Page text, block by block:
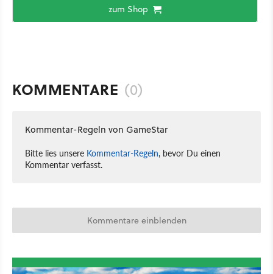
zum Shop
KOMMENTARE (0)
Kommentar-Regeln von GameStar
Bitte lies unsere Kommentar-Regeln, bevor Du einen
Kommentar verfasst.
Kommentare einblenden